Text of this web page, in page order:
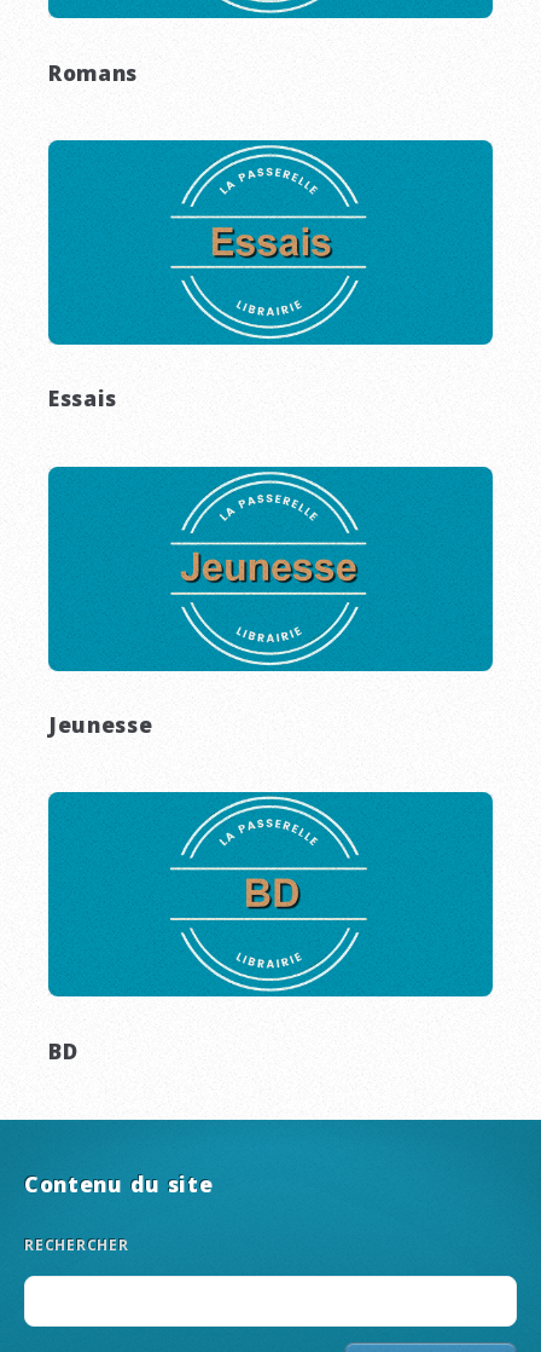
Romans
Essais
Jeunesse
BD
Contenu du site
RECHERCHER